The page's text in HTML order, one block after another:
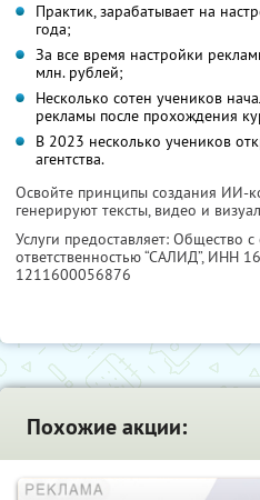
Практик, зарабатывает на
года;
За все время настройки
млн. рублей;
Несколько сотен учеников
рекламы после прохождения
В 2023 несколько учеников
агентства.
Освойте принципы создания ИИ-
генерируют тексты, видео и
Услуги предоставляет: Общество
ответственностью “САЛИД”, ИНН
1211600056876
Похожие акции: